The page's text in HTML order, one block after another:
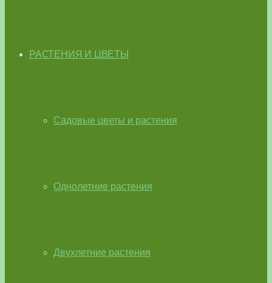
РАСТЕНИЯ И ЦВЕТЫ
Садовые цветы и растения
Однолетние растения
Двухлетние растения